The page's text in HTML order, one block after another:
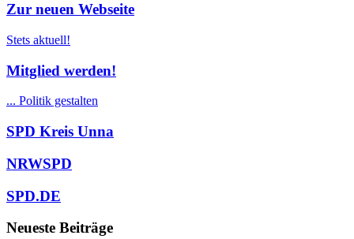
Zur neuen Webseite
Stets aktuell!
Mitglied werden!
... Politik gestalten
SPD Kreis Unna
NRWSPD
SPD.DE
Neueste Beiträge